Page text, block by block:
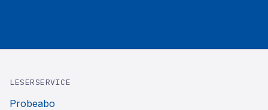
LESERSERVICE
Probeabo